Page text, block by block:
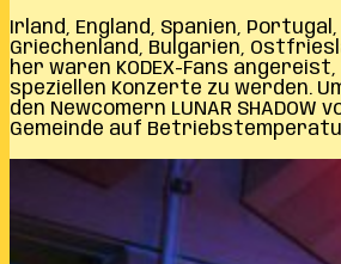
Irland, England, Spanien,
Griechenland, Bulgarien,
her waren KODEX-Fans
speziellen Konzerte zu werden.
den Newcomern LUNAR SHADOW
Gemeinde auf